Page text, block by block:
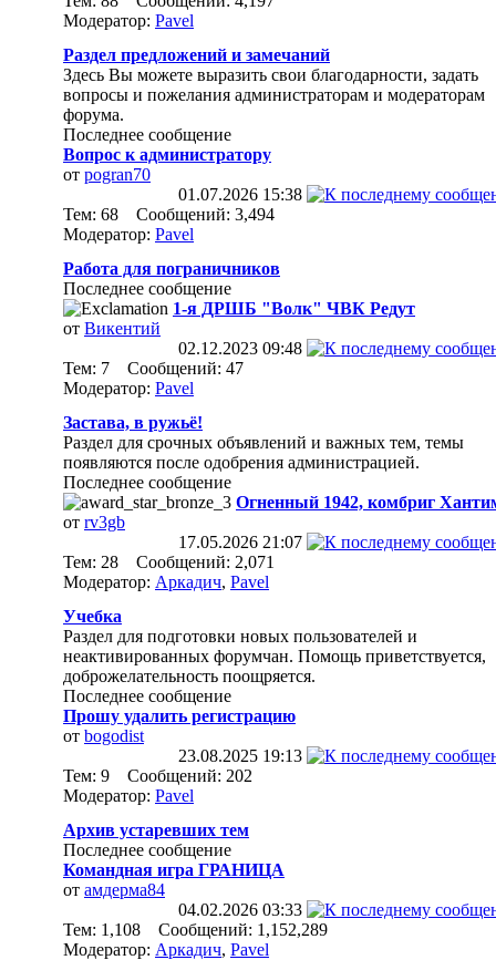
Модератор: Pavel
Раздел предложений и замечаний
Здесь Вы можете выразить свои благодарности, задать
вопросы и пожелания администраторам и модераторам
форума.
Последнее сообщение
Вопрос к администратору
от pogran70
01.07.2026 15:38
Тем: 68 Сообщений: 3,494
Модератор: Pavel
Работа для пограничников
Последнее сообщение
1-я ДРШБ "Волк" ЧВК Редут
от Викентий
02.12.2023 09:48
Тем: 7 Сообщений: 47
Модератор: Pavel
Застава, в ружьё!
Раздел для срочных объявлений и важных тем, темы
появляются после одобрения администрацией.
Последнее сообщение
Огненный 1942, комбриг
от rv3gb
17.05.2026 21:07
Тем: 28 Сообщений: 2,071
Модератор: Аркадич, Pavel
Учебка
Раздел для подготовки новых пользователей и
неактивированных форумчан. Помощь приветствуется,
доброжелательность поощряется.
Последнее сообщение
Прошу удалить регистрацию
от bogodist
23.08.2025 19:13
Тем: 9 Сообщений: 202
Модератор: Pavel
Архив устаревших тем
Последнее сообщение
Командная игра ГРАНИЦА
от амдерма84
04.02.2026 03:33
Тем: 1,108 Сообщений: 1,152,289
Модератор: Аркадич, Pavel